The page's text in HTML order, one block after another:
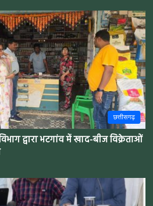
छत्तीसगढ़
द्वारा भटगांव में खाद-बीज विक्रेताओं